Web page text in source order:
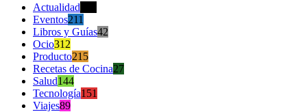
Actualidad
Eventos211
Libros y Guías42
Ocio312
Producto215
Recetas de Cocina27
Salud144
Tecnología151
Viajes89